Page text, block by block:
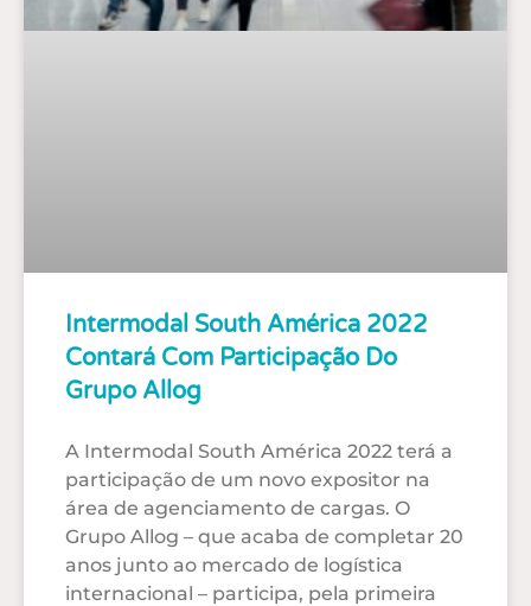
Intermodal South América 2022
Contará Com Participação Do
Grupo Allog
A Intermodal South América 2022 terá a
participação de um novo expositor na
área de agenciamento de cargas. O
Grupo Allog – que acaba de completar 20
anos junto ao mercado de logística
internacional – participa, pela primeira